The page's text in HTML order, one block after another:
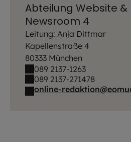
Abteilung Website &
Newsroom 4
Leitung: Anja Dittmar
Kapellenstraße 4
80333 München
089 2137-1263
089 2137-271478
online-